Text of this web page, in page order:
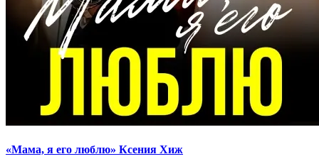
«Мама, я его люблю» Ксения Хиж